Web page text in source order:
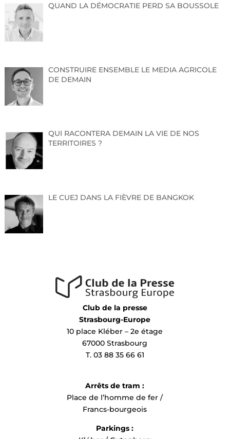
QUAND LA DÉMOCRATIE PERD SA BOUSSOLE
CONSTRUIRE ENSEMBLE LE MEDIA AGRICOLE
DE DEMAIN
QUI RACONTERA DEMAIN LA VIE DE NOS
TERRITOIRES ?
LE CUEJ DANS LA FIÈVRE DE BANGKOK
Club de la presse
Strasbourg-Europe
10 place Kléber – 2e étage
67000 Strasbourg
T. 03 88 35 66 61
Arrêts de tram :
Place de l’homme de fer /
Francs-bourgeois
Parkings :